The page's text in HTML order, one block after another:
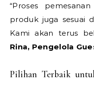
“Proses
produk juga sesuai
Kami akan terus
Rina, Pengelola
Pilihan Terbaik